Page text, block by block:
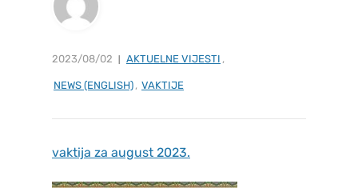
2023/08/02 AKTUELNE VIJESTI ,
NEWS (ENGLISH) , VAKTIJE
vaktija za august 2023.